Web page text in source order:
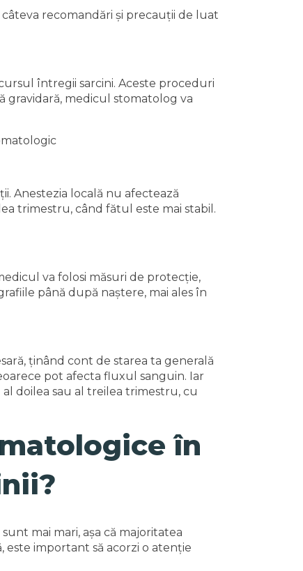
recomandări și precauții de luat
întregii sarcini. Aceste proceduri
gravidară, medicul stomatolog va
Anestezia locală nu afectează
trimestru, când fătul este mai stabil.
va folosi măsuri de protecție,
până după naștere, mai ales în
ținând cont de starea ta generală
pot afecta fluxul sanguin. Iar
doilea sau al treilea trimestru, cu
în
mai mari, așa că majoritatea
important să acorzi o atenție